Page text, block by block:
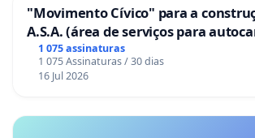
"Movimento Cívico" para a
A.S.A. (área de serviços para
Coimbra
1 075 assinaturas
1 075 Assinaturas / 30 dias
16 Jul 2026